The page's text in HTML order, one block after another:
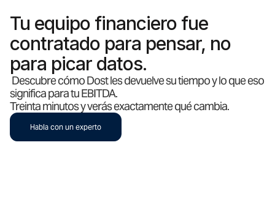
Tu equipo financiero fue
contratado para pensar, no
para picar datos.
Descubre cómo Dost les devuelve su tiempo y lo que eso
significa para tu EBITDA.
Treinta minutos y verás exactamente qué cambia.
Habla con un experto